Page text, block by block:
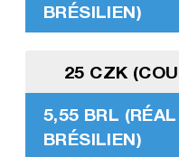
BRÉSILIEN)
25 CZK
5,55 BRL (RÉAL
BRÉSILIEN)